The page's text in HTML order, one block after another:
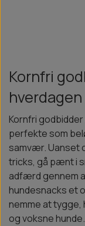
Kornfri
hverdagen
Kornfri
perfekte som
samvær. Uanset
tricks, gå pænt i
adfærd gennem
hundesnacks et
nemme at tygge,
og voksne hunde.